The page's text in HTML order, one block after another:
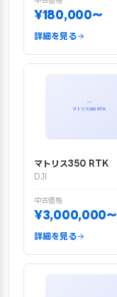
¥180,000〜
詳細を見る
マトリス350 RTK
DJI
中古価格
¥3,000,000〜
詳細を見る